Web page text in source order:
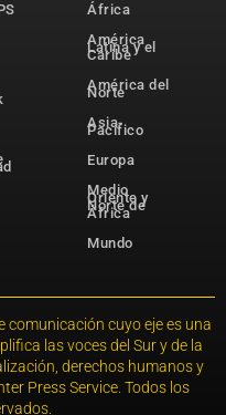
África
América
Latina y el
Caribe
América del
Norte
Asia-
Pacífico
Europa
Medio
Oriente y
Norte de
África
Mundo
comunicación cuyo eje es una
las voces del Sur y de la
derechos humanos y
Press Service. Todos los